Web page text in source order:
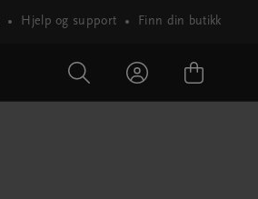
Hjelp og support Finn din butikk